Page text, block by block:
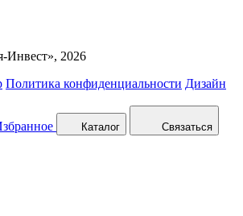
2026
Политика конфиденциальности Дизайн
Каталог Связаться